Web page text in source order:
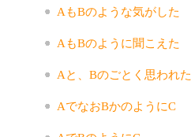
AもBのような気がした
AもBのように聞こえた
Aと、Bのごとく思われた
AでなおBかのようにC